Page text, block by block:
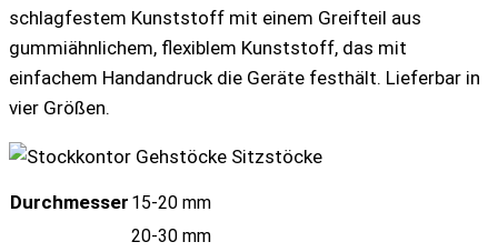
schlagfestem Kunststoff mit einem Greifteil aus
gummiähnlichem, flexiblem Kunststoff, das mit
einfachem Handandruck die Geräte festhält. Lieferbar in
vier Größen.
Durchmesser 15-20 mm
20-30 mm